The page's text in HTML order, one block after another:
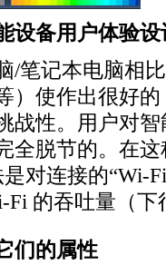
设备用户体验
/笔记本电脑相
）使作出很好
战性。用户对
全脱节的。在
对连接的“Wi-
Fi 的吞吐量（
们的属性